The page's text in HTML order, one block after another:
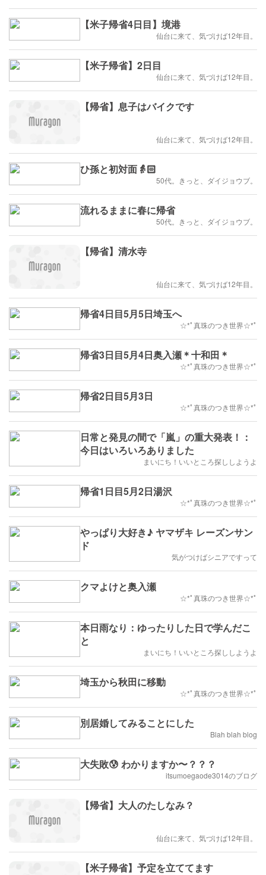
【米子帰省4日目】境港
仙台に来て、気づけば12年目。
【米子帰省】2日目
仙台に来て、気づけば12年目。
【帰省】息子はバイクです
仙台に来て、気づけば12年目。
ひ孫と初対面👵🏻
50代。きっと、ダイジョウブ。
流れるままに春に帰省
50代。きっと、ダイジョウブ。
【帰省】清水寺
仙台に来て、気づけば12年目。
帰省4日目5月5日埼玉へ
☆*ﾟ真珠のつき世界☆*ﾟ
帰省3日目5月4日奥入瀬＊十和田＊
☆*ﾟ真珠のつき世界☆*ﾟ
帰省2日目5月3日
☆*ﾟ真珠のつき世界☆*ﾟ
日常と発見の間で「嵐」の重大発表！：
今日はいろいろありました
まいにち！いいところ探ししようよ
帰省1日目5月2日湯沢
☆*ﾟ真珠のつき世界☆*ﾟ
やっぱり大好き♪ ヤマザキ レーズンサン
ド
気がつけばシニアですって
クマよけと奥入瀬
☆*ﾟ真珠のつき世界☆*ﾟ
本日雨なり：ゆったりした日で学んだこ
と
まいにち！いいところ探ししようよ
埼玉から秋田に移動
☆*ﾟ真珠のつき世界☆*ﾟ
別居婚してみることにした
Blah blah blog
大失敗😰 わかりますか〜？？？
itsumoegaode3014のブログ
【帰省】大人のたしなみ？
仙台に来て、気づけば12年目。
【米子帰省】予定を立ててます